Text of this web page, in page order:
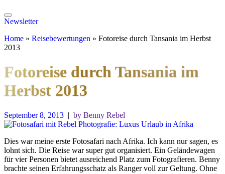
Newsletter
Home » Reisebewertungen » Fotoreise durch Tansania im Herbst
2013
Fotoreise durch Tansania im
Herbst 2013
September 8, 2013 | by Benny Rebel
Dies war meine erste Fotosafari nach Afrika. Ich kann nur sagen, es
lohnt sich. Die Reise war super gut organisiert. Ein Geländewagen
für vier Personen bietet ausreichend Platz zum Fotografieren. Benny
brachte seinen Erfahrungsschatz als Ranger voll zur Geltung. Ohne